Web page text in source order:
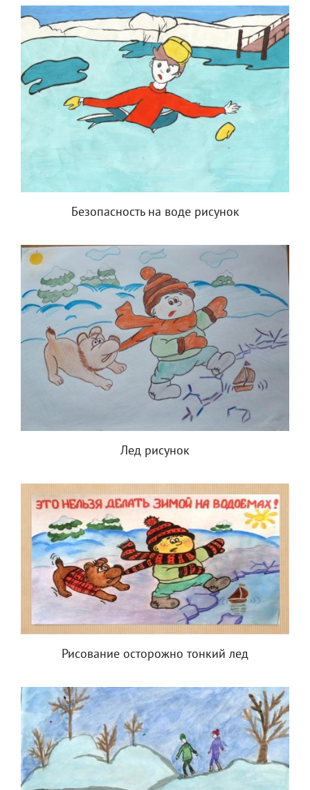
Безопасность на воде рисунок
Лед рисунок
Рисование осторожно тонкий лед